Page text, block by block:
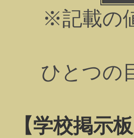
※記載の
ひとつの
【学校掲示板